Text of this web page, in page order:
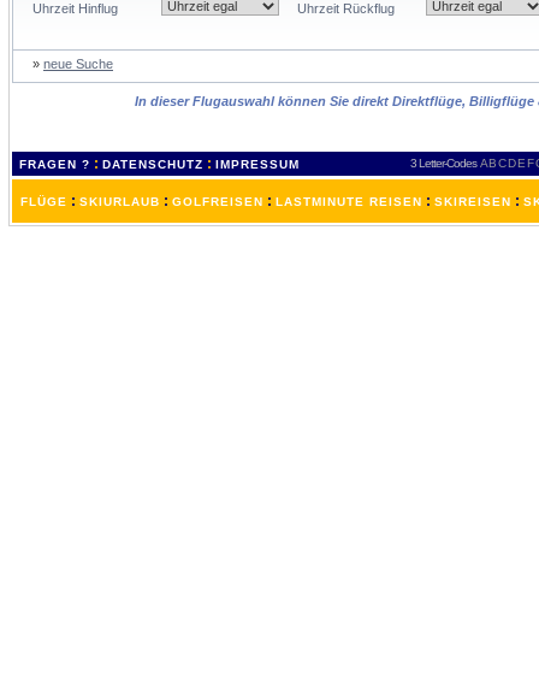
Uhrzeit Hinflug Uhrzeit Rückflug
» neue Suche
In dieser Flugauswahl können Sie direkt Direktflüge,
FRAGEN ? : DATENSCHUTZ : IMPRESSUM 3 Letter-Codes ABCDEF
FLÜGE : SKIURLAUB : GOLFREISEN : LASTMINUTE REISEN : SKIREISEN :